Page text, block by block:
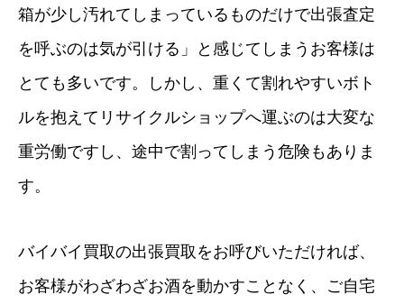
箱が少し汚れてしまっているものだけで出張査定
を呼ぶのは気が引ける」と感じてしまうお客様は
とても多いです。しかし、重くて割れやすいボト
ルを抱えてリサイクルショップへ運ぶのは大変な
重労働ですし、途中で割ってしまう危険もありま
す。
バイバイ買取の出張買取をお呼びいただければ、
お客様がわざわざお酒を動かすことなく、ご自宅